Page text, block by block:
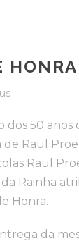
HONRA
dos 50 anos
de Raul
Raul
Rainha
Honra.
da